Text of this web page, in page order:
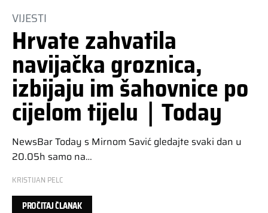
VIJESTI
Hrvate zahvatila
navijačka groznica,
izbijaju im šahovnice po
cijelom tijelu｜Today
NewsBar Today s Mirnom Savić gledajte svaki dan u
20.05h samo na…
KRISTIJAN PELC
PROČITAJ ČLANAK